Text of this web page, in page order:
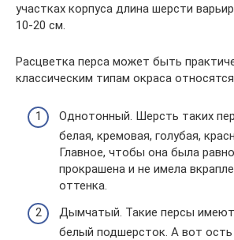
участках корпуса длина шерсти
10-20 см.
Расцветка перса может быть
классическим типам окраса
Однотонный. Шерсть таких
белая, кремовая, голубая,
Главное, чтобы она была
прокрашена и не имела
оттенка.
Дымчатый. Такие персы
белый подшерсток. А вот